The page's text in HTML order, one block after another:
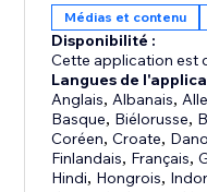
Médias et contenu
Disponibilité :
Cette application est
Langues de
Anglais, Albanais,
Basque, Biélorusse,
Coréen,Croate,
Finlandais, Français,
Hindi, Hongrois,